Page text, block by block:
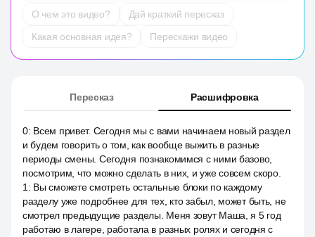
О чем это видео?
Дай краткий пересказ
Какая основная идея?
Перескажи видео
Пересказ Расшифровка
0: Всем привет. Сегодня мы с вами начинаем новый раздел
и будем говорить о том, как вообще выжить в разные
периоды смены. Сегодня познакомимся с ними базово,
посмотрим, что можно сделать в них, и уже совсем скоро.
1 : Вы сможете смотреть остальные блоки по каждому
разделу уже подробнее для тех, кто забыл, может быть, не
смотрел предыдущие разделы. Меня зовут Маша, я 5 год
работаю в лагере, работала в разных ролях и сегодня с